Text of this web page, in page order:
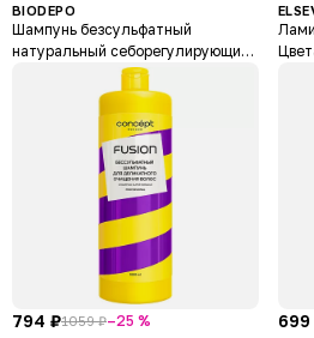
BIODEPO
Шампунь безсульфатный
натуральный себорегулирующий
с маслами чайного дерева и мяты
Tea Tree and Peppermint Essential
794 ₽1059 ₽–25 % 699